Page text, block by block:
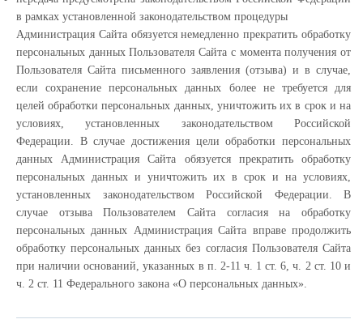
в рамках установленной законодательством процедуры
Администрация Сайта обязуется немедленно прекратить обработку
персональных данных Пользователя Сайта с момента получения от
Пользователя Сайта письменного заявления (отзыва) и в случае,
если сохранение персональных данных более не требуется для
целей обработки персональных данных, уничтожить их в срок и на
условиях, установленных законодательством Российской
Федерации. В случае достижения цели обработки персональных
данных Администрация Сайта обязуется прекратить обработку
персональных данных и уничтожить их в срок и на условиях,
установленных законодательством Российской Федерации. В
случае отзыва Пользователем Сайта согласия на обработку
персональных данных Администрация Сайта вправе продолжить
обработку персональных данных без согласия Пользователя Сайта
при наличии оснований, указанных в п. 2-11 ч. 1 ст. 6, ч. 2 ст. 10 и
ч. 2 ст. 11 Федерального закона «О персональных данных».